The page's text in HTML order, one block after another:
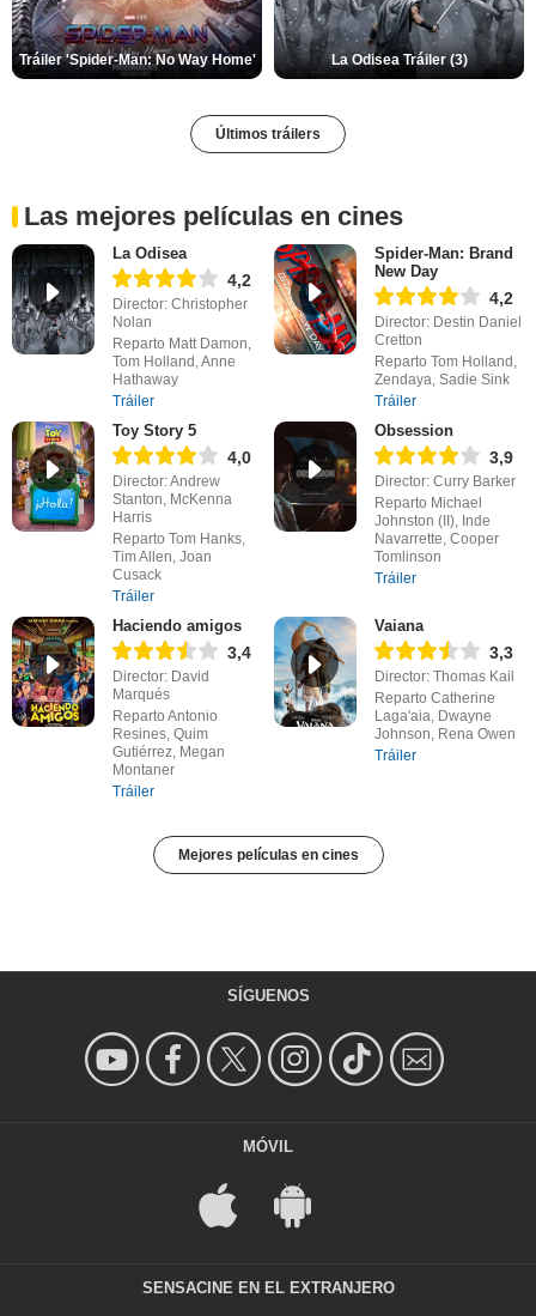
Tráiler 'Spider-Man: No Way Home' La Odisea Tráiler (3)
Últimos tráilers
Las mejores películas en cines
La Odisea
4,2
Director: Christopher
Nolan
Reparto Matt Damon,
Tom Holland, Anne
Hathaway
Tráiler
Spider-Man: Brand
New Day
4,2
Director: Destin Daniel
Cretton
Reparto Tom Holland,
Zendaya, Sadie Sink
Tráiler
Toy Story 5
4,0
Director: Andrew
Stanton, McKenna
Harris
Reparto Tom Hanks,
Tim Allen, Joan
Cusack
Tráiler
Obsession
3,9
Director: Curry Barker
Reparto Michael
Johnston (II), Inde
Navarrette, Cooper
Tomlinson
Tráiler
Haciendo amigos
3,4
Director: David
Marqués
Reparto Antonio
Resines, Quim
Gutiérrez, Megan
Montaner
Tráiler
Vaiana
3,3
Director: Thomas Kail
Reparto Catherine
Laga'aia, Dwayne
Johnson, Rena Owen
Tráiler
Mejores películas en cines
SÍGUENOS
MÓVIL
SENSACINE EN EL EXTRANJERO